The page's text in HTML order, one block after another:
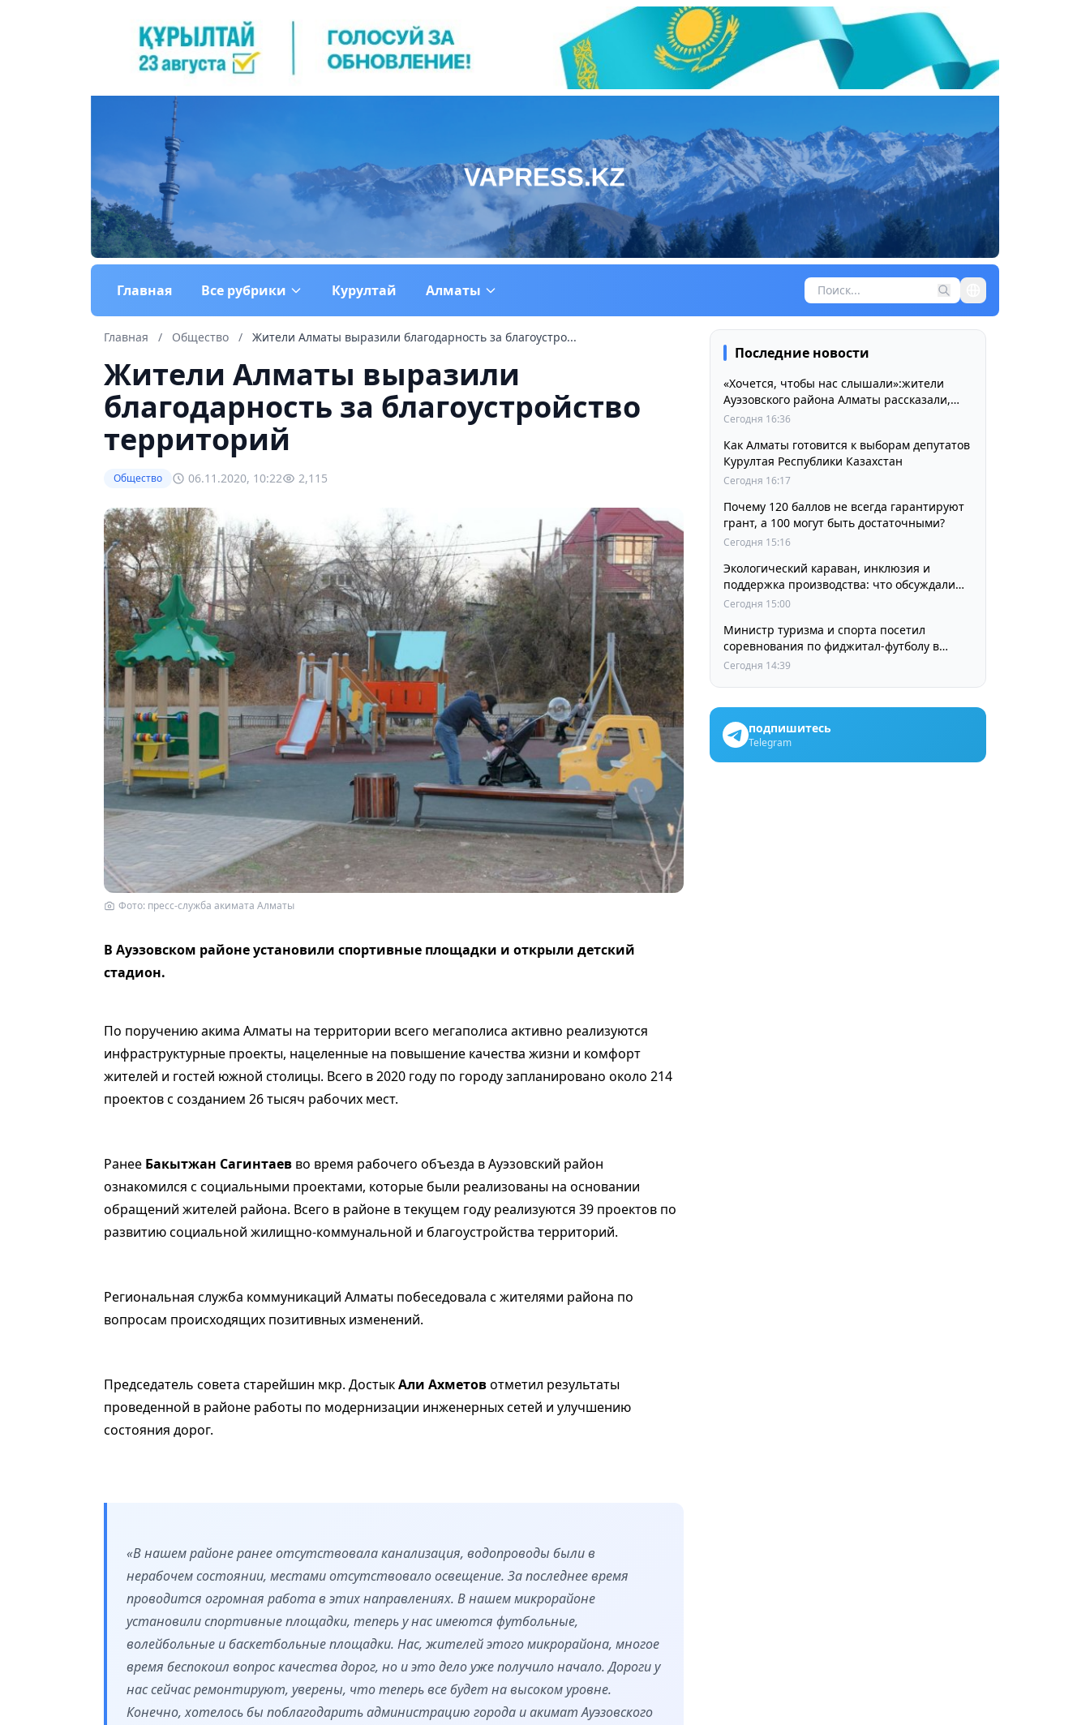
Главная Все рубрики Курултай Алматы
Главная / Общество / Жители Алматы выразили благодарность за благоустро...
Жители Алматы выразили
благодарность за благоустройство
территорий
Общество 06.11.2020, 10:22 2,115
Фото: пресс-служба акимата Алматы
В Ауэзовском районе установили спортивные площадки и открыли детский
стадион.
По поручению акима Алматы на территории всего мегаполиса активно реализуются
инфраструктурные проекты, нацеленные на повышение качества жизни и комфорт
жителей и гостей южной столицы. Всего в 2020 году по городу запланировано около 214
проектов с созданием 26 тысяч рабочих мест.
Ранее Бакытжан Сагинтаев во время рабочего объезда в Ауэзовский район
ознакомился с социальными проектами, которые были реализованы на основании
обращений жителей района. Всего в районе в текущем году реализуются 39 проектов по
развитию социальной жилищно-коммунальной и благоустройства территорий.
Региональная служба коммуникаций Алматы побеседовала с жителями района по
вопросам происходящих позитивных изменений.
Председатель совета старейшин мкр. ДостыкАли Ахметовотметил результаты
проведенной в районе работы по модернизации инженерных сетей и улучшению
состояния дорог.
«В нашем районе ранее отсутствовала канализация, водопроводы были в
нерабочем состоянии, местами отсутствовало освещение. За последнее время
проводится огромная работа в этих направлениях. В нашем микрорайоне
установили спортивные площадки, теперь у нас имеются футбольные,
волейбольные и баскетбольные площадки. Нас, жителей этого микрорайона, многое
время беспокоил вопрос качества дорог, но и это дело уже получило начало. Дороги у
нас сейчас ремонтируют, уверены, что теперь все будет на высоком уровне.
Конечно, хотелось бы поблагодарить администрацию города и акимат Ауэзовского
Последние новости
«Хочется, чтобы нас слышали»:жители
Ауэзовского района Алматы рассказали,
чего ждут от выборов депутатов Курултая
Сегодня 16:36
Как Алматы готовится к выборам депутатов
Курултая Республики Казахстан
Сегодня 16:17
Почему 120 баллов не всегда гарантируют
грант, а 100 могут быть достаточными?
Сегодня 15:16
Экологический караван, инклюзия и
поддержка производства: что обсуждали
партии в регионах
Сегодня 15:00
Министр туризма и спорта посетил
соревнования по фиджитал-футболу в
рамках «Игр Будущего 2026»
Сегодня 14:39
подпишитесь
Telegram